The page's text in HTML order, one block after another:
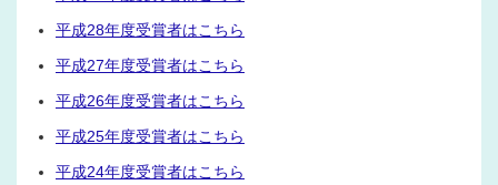
平成28年度受賞者はこちら
平成27年度受賞者はこちら
平成26年度受賞者はこちら
平成25年度受賞者はこちら
平成24年度受賞者はこちら